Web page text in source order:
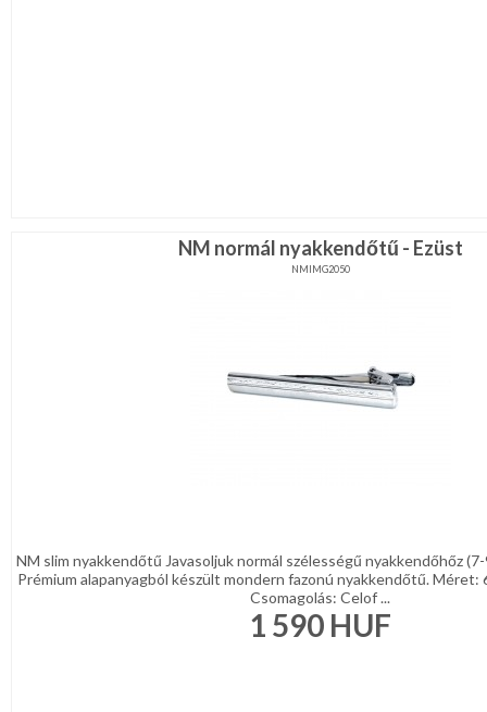
NM normál nyakkendőtű - Ezüst
NMIMG2050
NM slim nyakkendőtű Javasoljuk normál szélességű nyakkendőhőz
Prémium alapanyagból készült mondern fazonú nyakkendőtű. Méret:
Csomagolás: Celof ...
1 590 HUF